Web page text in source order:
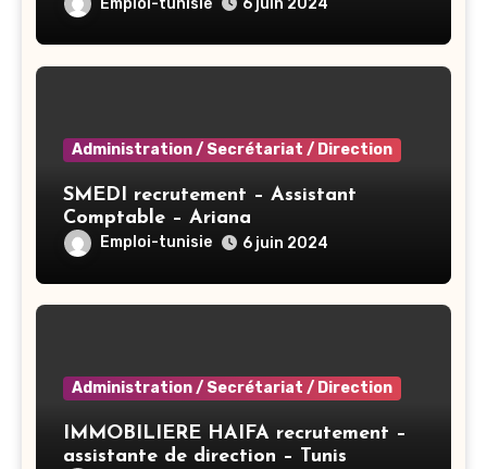
6 juin 2024
Administration / Secrétariat / Direction
SMEDI recrutement – Assistant
Comptable – Ariana
Emploi-tunisie 6 juin 2024
Administration / Secrétariat / Direction
IMMOBILIERE HAIFA recrutement –
assistante de direction – Tunis